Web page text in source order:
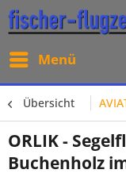
Menü
Übersicht
ORLIK -
Buchenholz